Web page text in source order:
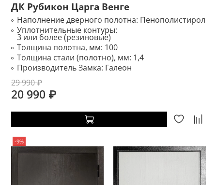
ДК Рубикон Царга Венге
Наполнение дверного полотна: Пенополистирол
Уплотнительные контуры:
3 или более (резиновые)
Толщина полотна, мм: 100
Толщина стали (полотно), мм: 1,4
Производитель Замка: Галеон
29 990 ₽
20 990 ₽
-9%